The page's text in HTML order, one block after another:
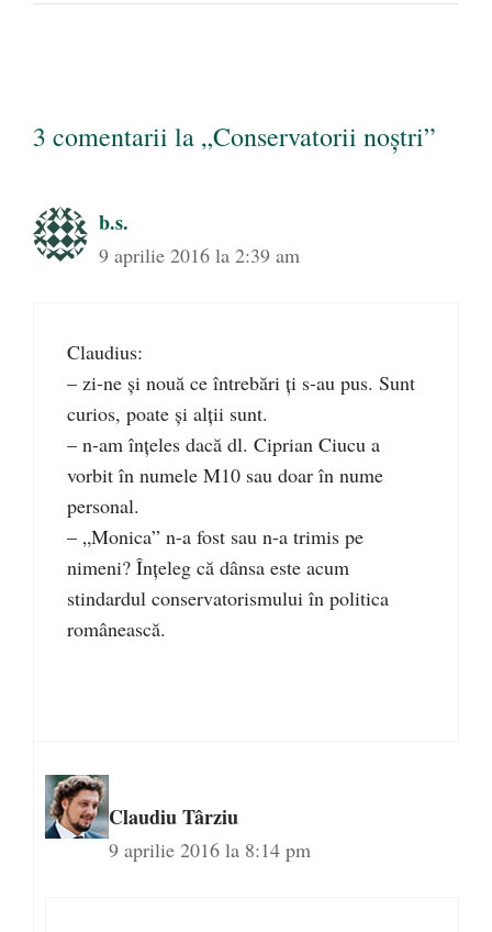
3 comentarii la „Conservatorii noștri”
b.s.
9 aprilie 2016 la 2:39 am
Claudius:
– zi-ne și nouă ce întrebări ți s-au pus. Sunt
curios, poate și alții sunt.
– n-am înțeles dacă dl. Ciprian Ciucu a
vorbit în numele M10 sau doar în nume
personal.
– „Monica” n-a fost sau n-a trimis pe
nimeni? Înțeleg că dânsa este acum
stindardul conservatorismului în politica
românească.
Claudiu Târziu
9 aprilie 2016 la 8:14 pm